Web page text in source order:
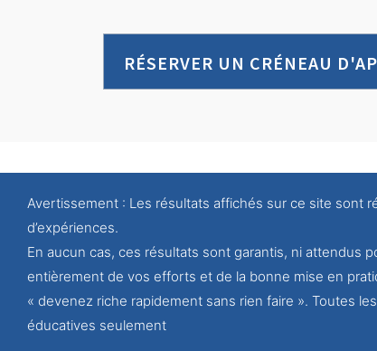
RÉSERVER UN CRÉNEAU
Avertissement : Les résultats affichés sur ce site sont
d’expériences.
En aucun cas, ces résultats sont garantis, ni attendus
entièrement de vos efforts et de la bonne mise en
« devenez riche rapidement sans rien faire ». Toutes
éducatives seulement